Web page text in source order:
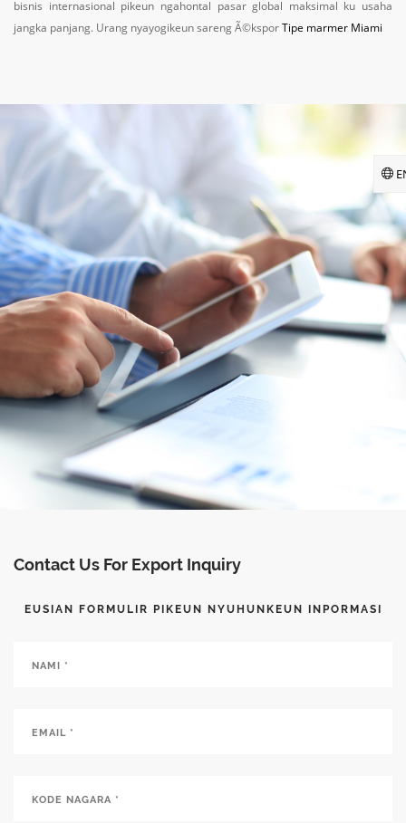
bisnis internasional pikeun ngahontal pasar global maksimal ku usaha
jangka panjang. Urang nyayogikeun sareng Ã©ksporTipe marmer Miami
Contact Us For Export Inquiry
EUSIAN FORMULIR PIKEUN NYUHUNKEUN INPORMASI